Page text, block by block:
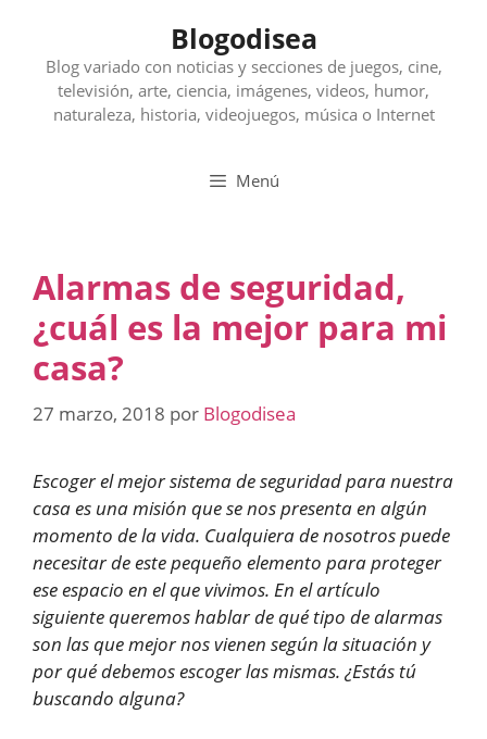
contenido
Blogodisea
Blog variado con noticias y secciones de juegos, cine,
televisión, arte, ciencia, imágenes, videos, humor,
naturaleza, historia, videojuegos, música o Internet
Menú
Alarmas de seguridad,
¿cuál es la mejor para mi
casa?
27 marzo, 2018 por Blogodisea
Escoger el mejor sistema de seguridad para nuestra
casa es una misión que se nos presenta en algún
momento de la vida. Cualquiera de nosotros puede
necesitar de este pequeño elemento para proteger
ese espacio en el que vivimos. En el artículo
siguiente queremos hablar de qué tipo de alarmas
son las que mejor nos vienen según la situación y
por qué debemos escoger las mismas. ¿Estás tú
buscando alguna?